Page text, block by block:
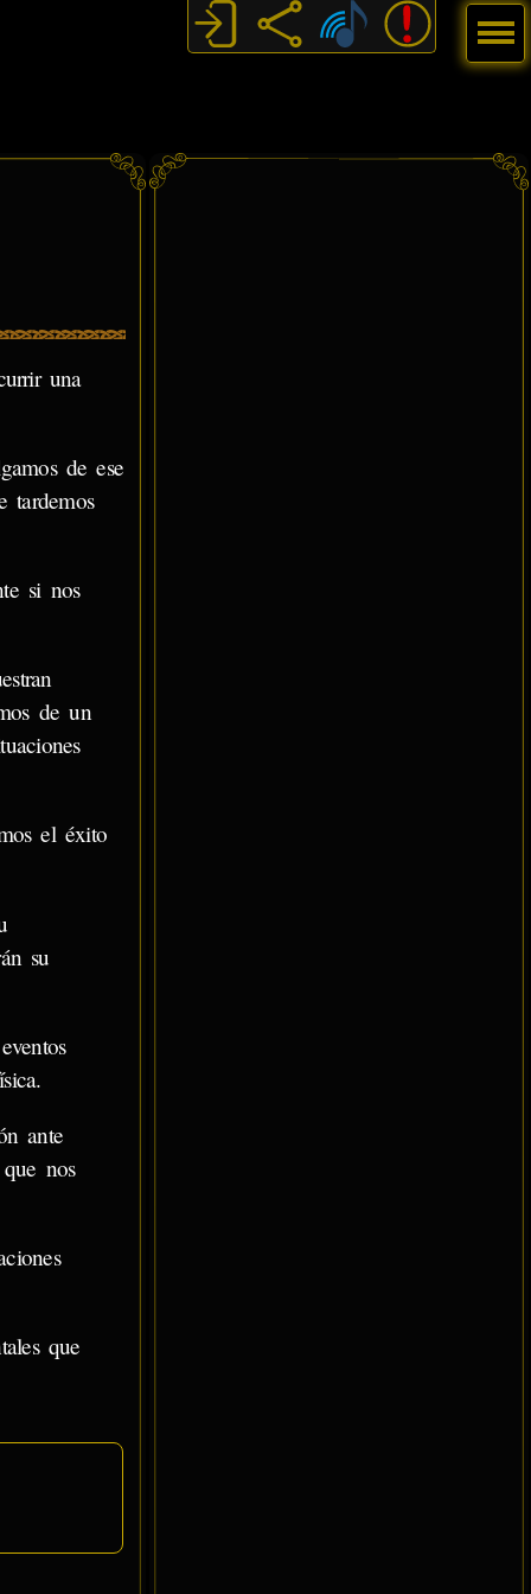
una
de ese
tardemos
si nos
de un
el éxito
su
ante
nos
que
Menú